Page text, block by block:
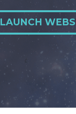
LAUNCH